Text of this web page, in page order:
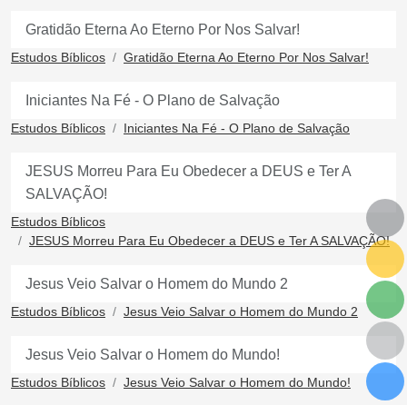
Gratidão Eterna Ao Eterno Por Nos Salvar!
Estudos Bíblicos Gratidão Eterna Ao Eterno Por Nos Salvar!
Iniciantes Na Fé - O Plano de Salvação
Estudos Bíblicos Iniciantes Na Fé - O Plano de Salvação
JESUS Morreu Para Eu Obedecer a DEUS e Ter A
SALVAÇÃO!
Estudos Bíblicos
JESUS Morreu Para Eu Obedecer a DEUS e Ter A SALVAÇÃO!
Jesus Veio Salvar o Homem do Mundo 2
Estudos Bíblicos Jesus Veio Salvar o Homem do Mundo 2
Jesus Veio Salvar o Homem do Mundo!
Estudos Bíblicos Jesus Veio Salvar o Homem do Mundo!